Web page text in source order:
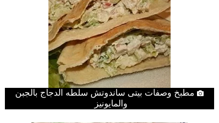
مطبخ وصفات بيتى ساندوتش سلطه الدجاج بالجبن
والمايونيز